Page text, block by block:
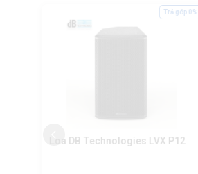
Loa DB Technologies LVX P12
Trả góp 0%